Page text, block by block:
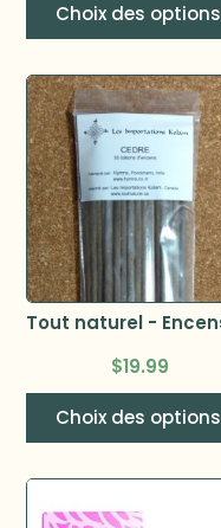
Choix des options
$19.99
Choix des options